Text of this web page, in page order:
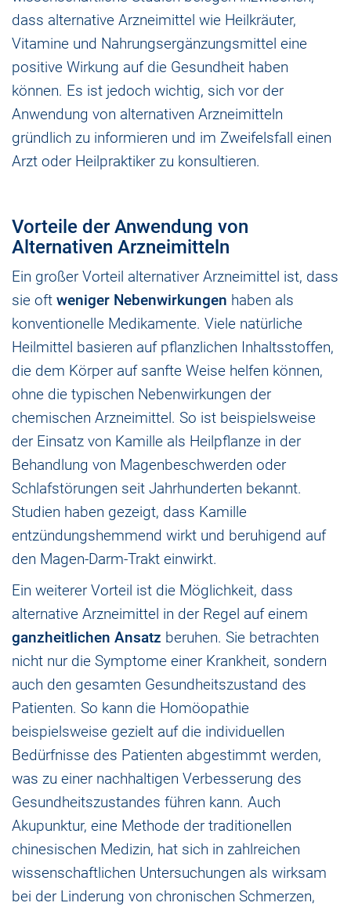
dass alternative Arzneimittel wie Heilkräuter,
Vitamine und Nahrungsergänzungsmittel eine
positive Wirkung auf die Gesundheit haben
können. Es ist jedoch wichtig, sich vor der
Anwendung von alternativen Arzneimitteln
gründlich zu informieren und im Zweifelsfall einen
Arzt oder Heilpraktiker zu konsultieren.
Vorteile der Anwendung von
Alternativen Arzneimitteln
Ein großer Vorteil alternativer Arzneimittel ist, dass
sie oft weniger Nebenwirkungen haben als
konventionelle Medikamente. Viele natürliche
Heilmittel basieren auf pflanzlichen Inhaltsstoffen,
die dem Körper auf sanfte Weise helfen können,
ohne die typischen Nebenwirkungen der
chemischen Arzneimittel. So ist beispielsweise
der Einsatz von Kamille als Heilpflanze in der
Behandlung von Magenbeschwerden oder
Schlafstörungen seit Jahrhunderten bekannt.
Studien haben gezeigt, dass Kamille
entzündungshemmend wirkt und beruhigend auf
den Magen-Darm-Trakt einwirkt.
Ein weiterer Vorteil ist die Möglichkeit, dass
alternative Arzneimittel in der Regel auf einem
ganzheitlichen Ansatz beruhen. Sie betrachten
nicht nur die Symptome einer Krankheit, sondern
auch den gesamten Gesundheitszustand des
Patienten. So kann die Homöopathie
beispielsweise gezielt auf die individuellen
Bedürfnisse des Patienten abgestimmt werden,
was zu einer nachhaltigen Verbesserung des
Gesundheitszustandes führen kann. Auch
Akupunktur, eine Methode der traditionellen
chinesischen Medizin, hat sich in zahlreichen
wissenschaftlichen Untersuchungen als wirksam
bei der Linderung von chronischen Schmerzen,